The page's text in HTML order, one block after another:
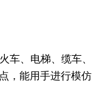
、电梯、缆车、
，能用手进行模仿